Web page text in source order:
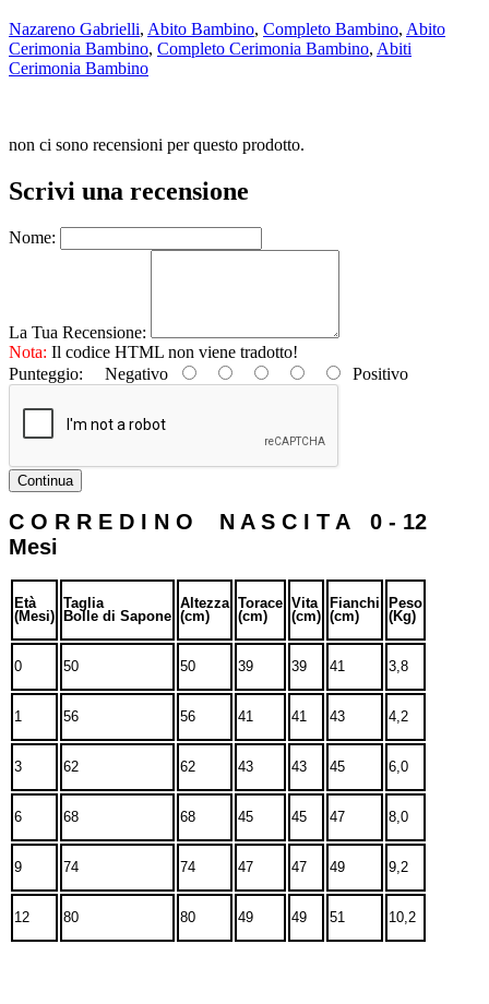
Nazareno Gabrielli, Abito Bambino, Completo Bambino, Abito
Cerimonia Bambino, Completo Cerimonia Bambino, Abiti
Cerimonia Bambino
non ci sono recensioni per questo prodotto.
Scrivi una recensione
Nome:
La Tua Recensione:
Nota: Il codice HTML non viene tradotto!
Punteggio: Negativo Positivo
Continua
C O R R E D I N O N A S C I T A 0 - 12
Mesi
Età
(Mesi)
Taglia
Bolle di Sapone
Altezza
(cm)
Torace
(cm)
Vita
(cm)
Fianchi
(cm)
Peso
(Kg)
0 50 50 39 39 41 3,8
1 56 56 41 41 43 4,2
3 62 62 43 43 45 6,0
6 68 68 45 45 47 8,0
9 74 74 47 47 49 9,2
12 80 80 49 49 51 10,2